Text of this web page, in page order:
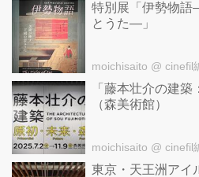
自分は目
い仕事を
準備をし
の片りん
イターと
めに、カ
1本分の
特別展「伊勢物
とうた―」
moichisaito @ cinefil
「藤本壮介の建築
（森美術館）
moichisaito @ cinefil
東京・天王洲アイ